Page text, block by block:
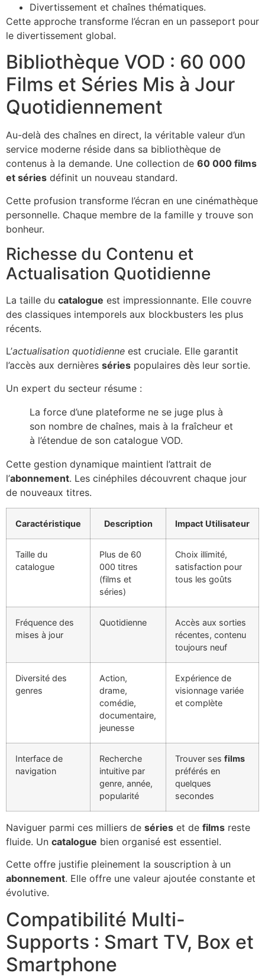
Divertissement et chaînes thématiques.
Cette approche transforme l’écran en un passeport pour
le divertissement global.
Bibliothèque VOD : 60 000
Films et Séries Mis à Jour
Quotidiennement
Au-delà des chaînes en direct, la véritable valeur d’un
service moderne réside dans sa bibliothèque de
contenus à la demande. Une collection de 60 000 films
et séries définit un nouveau standard.
Cette profusion transforme l’écran en une cinémathèque
personnelle. Chaque membre de la famille y trouve son
bonheur.
Richesse du Contenu et
Actualisation Quotidienne
La taille du catalogue est impressionnante. Elle couvre
des classiques intemporels aux blockbusters les plus
récents.
L’actualisation quotidienne est cruciale. Elle garantit
l’accès aux dernières séries populaires dès leur sortie.
Un expert du secteur résume :
La force d’une plateforme ne se juge plus à
son nombre de chaînes, mais à la fraîcheur et
à l’étendue de son catalogue VOD.
Cette gestion dynamique maintient l’attrait de
l’abonnement. Les cinéphiles découvrent chaque jour
de nouveaux titres.
Caractéristique Description Impact Utilisateur
Taille du
catalogue
Plus de 60
000 titres
(films et
séries)
Choix illimité,
satisfaction pour
tous les goûts
Fréquence des
mises à jour
Quotidienne
Accès aux sorties
récentes, contenu
toujours neuf
Diversité des
genres
Action,
drame,
comédie,
documentaire,
jeunesse
Expérience de
visionnage variée
et complète
Interface de
navigation
Recherche
intuitive par
genre, année,
popularité
Trouver ses films
préférés en
quelques
secondes
Naviguer parmi ces milliers de séries et de films reste
fluide. Un catalogue bien organisé est essentiel.
Cette offre justifie pleinement la souscription à un
abonnement. Elle offre une valeur ajoutée constante et
évolutive.
Compatibilité Multi-
Supports : Smart TV, Box et
Smartphone